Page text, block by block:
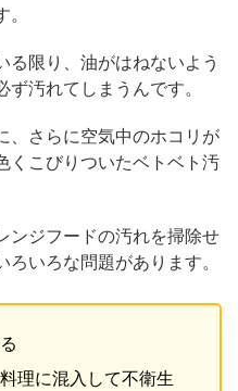
る限り、油がはねないよう
汚れてしまうんです。
、さらに空気中のホコリが
くこびりついたベトベト汚
ンジフードの汚れを掃除せ
いろな問題があります。
理に混入して不衛生